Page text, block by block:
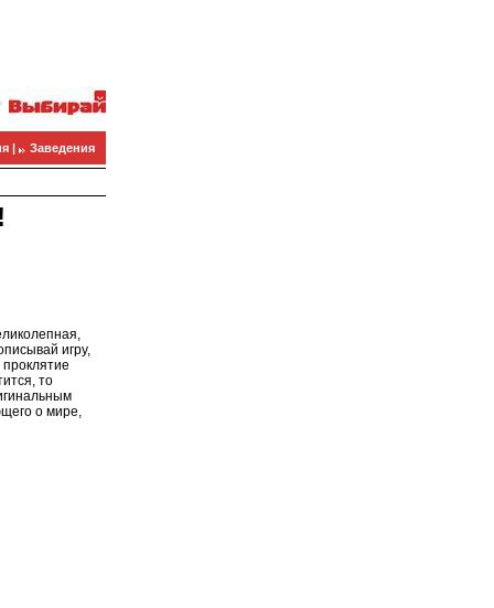
| Заведения
игру,
то
о мире,